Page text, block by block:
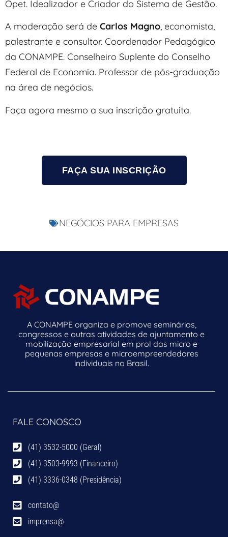
Opet. Idealizador e Criador do Sistema de Gestão.
A moderação será de Carlos Magno, economista,
palestrante e consultor. Coordenador Pedagógico
da CONAMPE. Conselheiro Suplente do Conselho
Federal de Economia. Professor de pós-graduação
na área de negócios.
Faça agora mesmo a sua inscrição gratuita.
FAÇA SUA INSCRIÇÃO
NEGÓCIOS PARA EMPRESAS
A CONAMPE organiza e promove seminários,
congressos e outras atividades de ajuntamento e
mobilização empresarial em prol das micro e
pequenas empresas e microempreendedores
individuais no Brasil.
FALE CONOSCO
(41) 3532-5000 (Geral)
(41) 3503-9993 (Financeiro)
(41) 3336-0348 (Presidência)
contato@
imprensa@